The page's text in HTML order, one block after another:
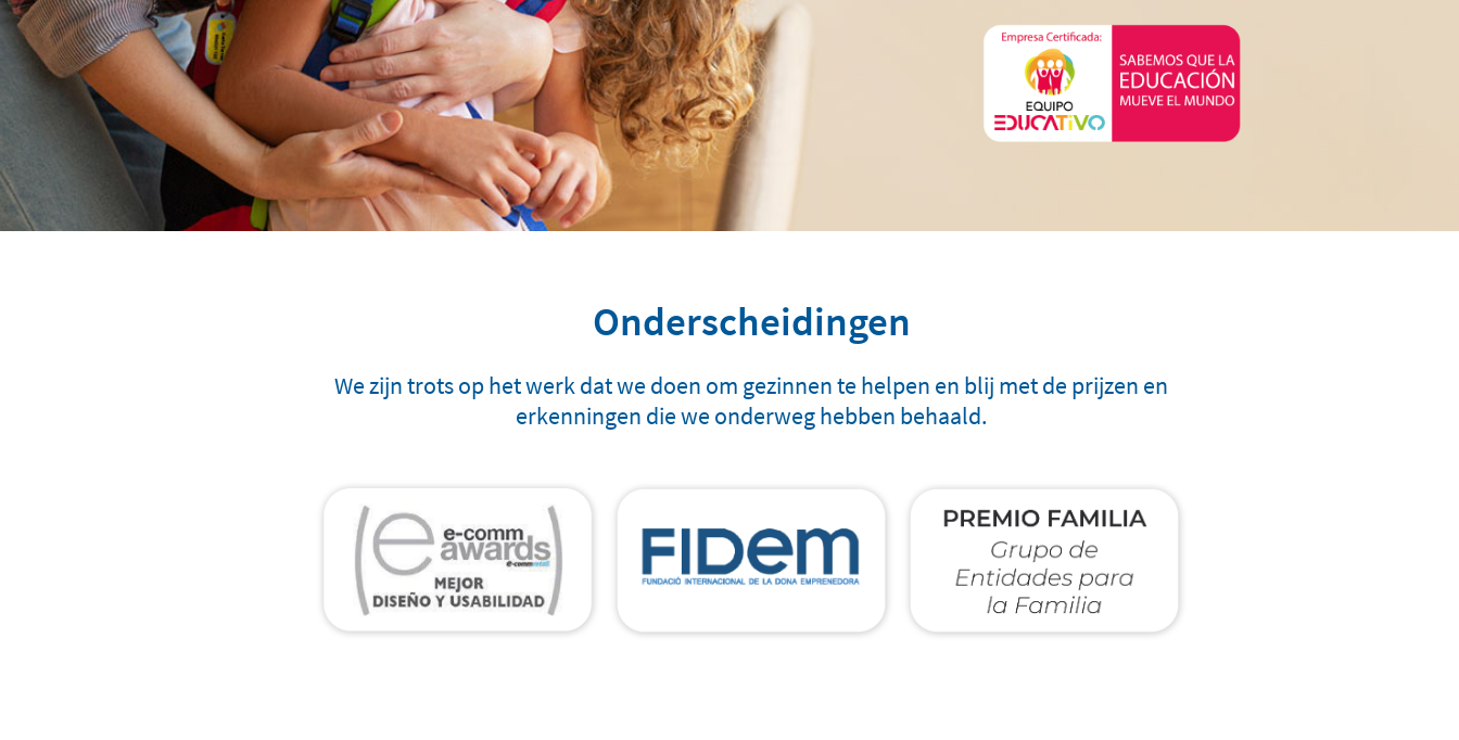
Onderscheidingen
We zijn trots op het werk dat we doen om gezinnen te helpen en blij met de prijzen en
erkenningen die we onderweg hebben behaald.